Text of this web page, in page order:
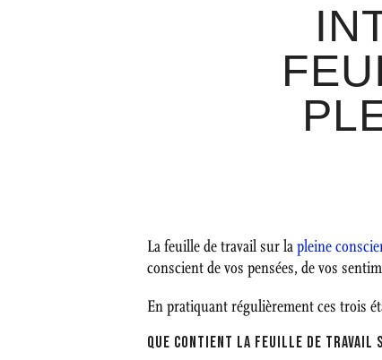
La feuille de travail sur lapleine
conscient de vos pensées, de vos
En pratiquant régulièrement ces trois
QUE CONTIENT LA FEUILLE DE TRAVAIL